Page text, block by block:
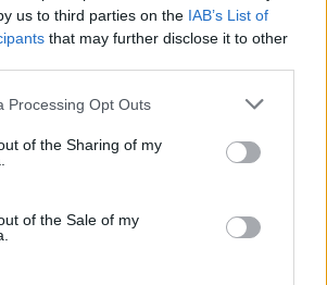
us to third parties on the IAB’s List of
that may further disclose it to other
Processing Opt Outs
of the Sharing of my
of the Sale of my
00:00:30
avarijos Vilniaus r.: dviejų moterų ir
00:00:59
Vilniaus Vakarinis aplinkkelis: